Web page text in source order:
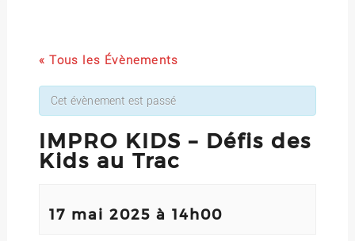
« Tous les Évènements
Cet évènement est passé
IMPRO KIDS – Défis des
Kids au Trac
17 mai 2025 à 14h00